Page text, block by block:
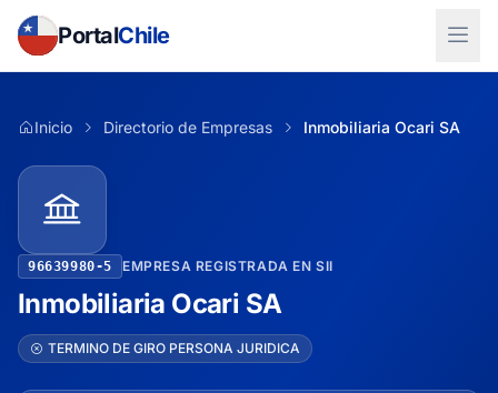
PortalChile
Inicio Directorio de Empresas Inmobiliaria Ocari SA
96639980-5 EMPRESA REGISTRADA EN SII
Inmobiliaria Ocari SA
TERMINO DE GIRO PERSONA JURIDICA